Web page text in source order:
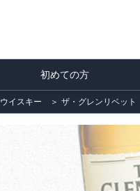
初めての方
ウイスキー ＞ ザ・グレンリベット